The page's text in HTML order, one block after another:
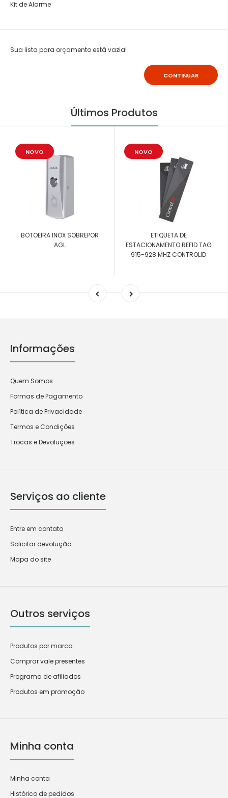
Kit de Alarme
Sua lista para orçamento está vazia!
CONTINUAR
Últimos Produtos
NOVO
BOTOEIRA INOX SOBREPOR
AGL
NOVO
ETIQUETA DE
ESTACIONAMENTO REFID TAG
915-928 MHZ CONTROLID
Informações
Quem Somos
Formas de Pagamento
Política de Privacidade
Termos e Condições
Trocas e Devoluções
Serviços ao cliente
Entre em contato
Solicitar devolução
Mapa do site
Outros serviços
Produtos por marca
Comprar vale presentes
Programa de afiliados
Produtos em promoção
Minha conta
Minha conta
Histórico de pedidos